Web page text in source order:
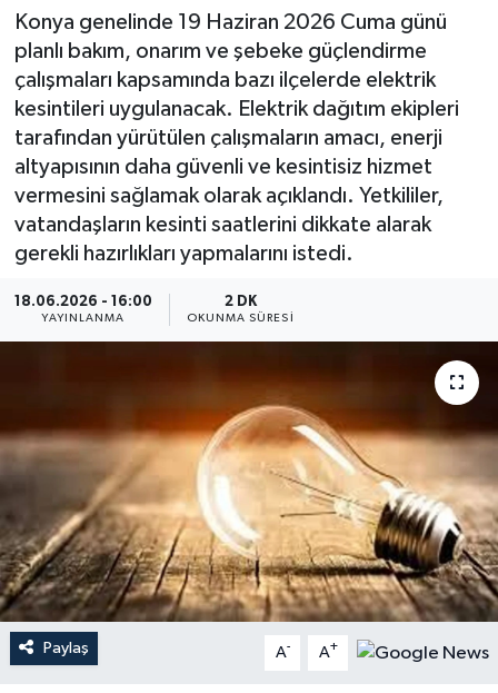
Konya genelinde 19 Haziran 2026 Cuma günü
planlı bakım, onarım ve şebeke güçlendirme
çalışmaları kapsamında bazı ilçelerde elektrik
kesintileri uygulanacak. Elektrik dağıtım ekipleri
tarafından yürütülen çalışmaların amacı, enerji
altyapısının daha güvenli ve kesintisiz hizmet
vermesini sağlamak olarak açıklandı. Yetkililer,
vatandaşların kesinti saatlerini dikkate alarak
gerekli hazırlıkları yapmalarını istedi.
18.06.2026 - 16:00
YAYINLANMA
2 DK
OKUNMA SÜRESI
Paylaş A- A+
Ekonomi
Spor
Dünya
Resmi Reklamlar
Son Dakika Haberleri
Haber Arşivi